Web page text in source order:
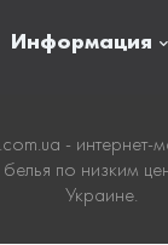
Информация
Оплата
- интернет-
белья по низким
Украине.